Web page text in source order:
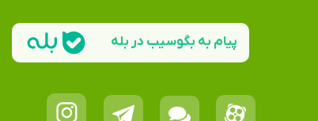
پیام به بگوسیب در بله